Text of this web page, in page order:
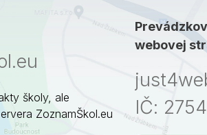
školy, ale
ZoznamŠkol.eu
webovej
IČ: